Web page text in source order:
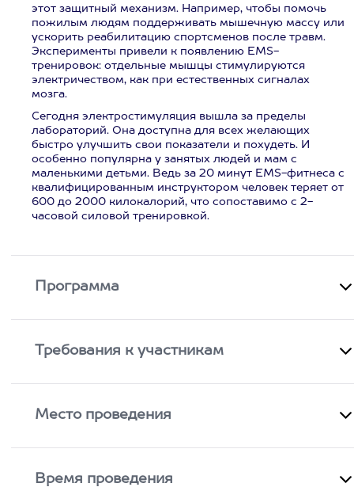
этот защитный механизм. Например, чтобы помочь
пожилым людям поддерживать мышечную массу или
ускорить реабилитацию спортсменов после травм.
Эксперименты привели к появлению EMS-
тренировок: отдельные мышцы стимулируются
электричеством, как при естественных сигналах
мозга.
Сегодня электростимуляция вышла за пределы
лабораторий. Она доступна для всех желающих
быстро улучшить свои показатели и похудеть. И
особенно популярна у занятых людей и мам с
маленькими детьми. Ведь за 20 минут EMS-фитнеса с
квалифицированным инструктором человек теряет от
600 до 2000 килокалорий, что сопоставимо с 2-
часовой силовой тренировкой.
Программа
Требования к участникам
Место проведения
Время проведения